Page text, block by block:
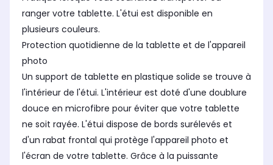
ranger votre tablette. L'étui est disponible en
plusieurs couleurs.
Protection quotidienne de la tablette et de l'appareil
photo
Un support de tablette en plastique solide se trouve à
l'intérieur de l'étui. L'intérieur est doté d'une doublure
douce en microfibre pour éviter que votre tablette
ne soit rayée. L'étui dispose de bords surélevés et
d'un rabat frontal qui protège l'appareil photo et
l'écran de votre tablette. Grâce à la puissante